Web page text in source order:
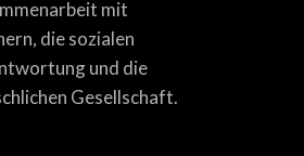
mit
die sozialen
und die
Gesellschaft.